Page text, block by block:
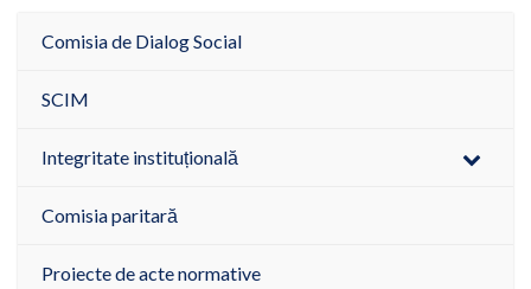
Comisia de Dialog Social
SCIM
Integritate instituțională
Comisia paritară
Proiecte de acte normative